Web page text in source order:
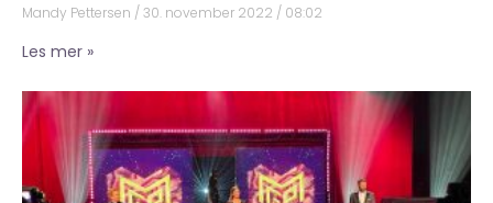
Mandy Pettersen 30. november 2022 08:02
Les mer »